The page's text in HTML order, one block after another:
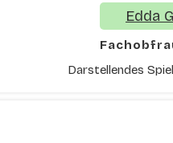
Edda
Darstellendes